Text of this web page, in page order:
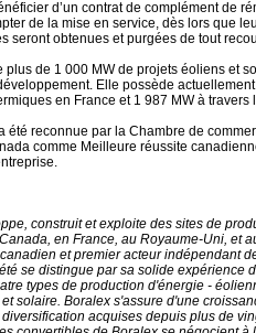
d’un contrat de complément de
de la mise en service, dès lors que
seront obtenues et purgées de tout
plus de 1 000 MW de projets éoliens et
Elle possède
en France et 1 987 MW à travers
été reconnue par la Chambre de
comme Meilleure réussite
construit et exploite des sites de
en France, au Royaume-Uni, et
et premier acteur indépendant
se distingue par sa solide expérience
types de production d'énergie -
solaire. Boralex s'assure d'une
acquises depuis plus de